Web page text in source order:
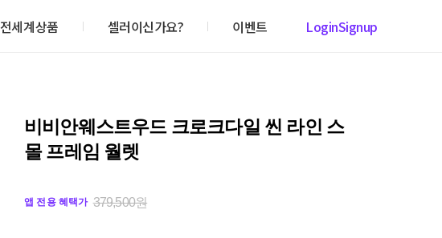
전세계상품 셀러이신가요? 이벤트 LoginSignup
비비안웨스트우드 크로크다일 씬 라인 스
몰 프레임 월렛
앱 전용 혜택가 379,500원